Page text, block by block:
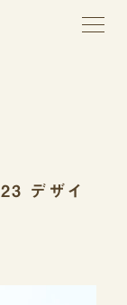
toggle
navigation
デザイ